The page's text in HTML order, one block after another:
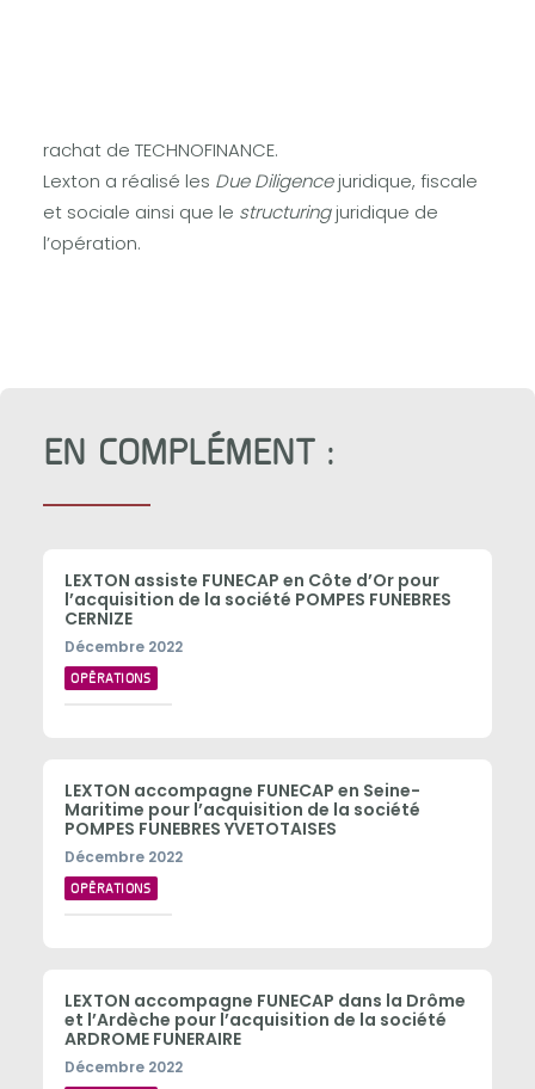
rachat de TECHNOFINANCE.
Lexton a réalisé les Due Diligencejuridique, fiscale
et sociale ainsi que le structuringjuridique de
l’opération.
EN COMPLÉMENT :
LEXTON assiste FUNECAP en Côte d’Or pour
l’acquisition de la société POMPES FUNEBRES
CERNIZE
Décembre 2022
OPÉRATIONS
LEXTON accompagne FUNECAP en Seine-
Maritime pour l’acquisition de la société
POMPES FUNEBRES YVETOTAISES
Décembre 2022
OPÉRATIONS
LEXTON accompagne FUNECAP dans la Drôme
et l’Ardèche pour l’acquisition de la société
ARDROME FUNERAIRE
Décembre 2022